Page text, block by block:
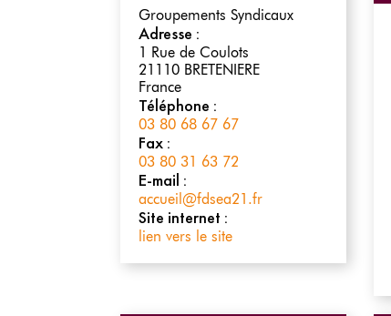
Groupements Syndicaux
Adresse :
1 Rue de Coulots
21110 BRETENIERE
France
Téléphone :
03 80 68 67 67
Fax :
03 80 31 63 72
E-mail :
accueil@fdsea21.fr
Site internet :
lien vers le site